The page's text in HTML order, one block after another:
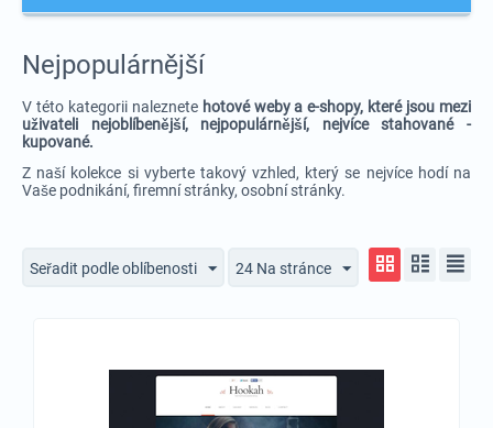
Nejpopulárnější
V této kategorii naleznete hotové weby a e-shopy, které jsou mezi
uživateli nejoblíbenější, nejpopulárnější, nejvíce stahované -
kupované.
Z naší kolekce si vyberte takový vzhled, který se nejvíce hodí na
Vaše podnikání, firemní stránky, osobní stránky.
Seřadit podle oblíbenosti 24 Na stránce